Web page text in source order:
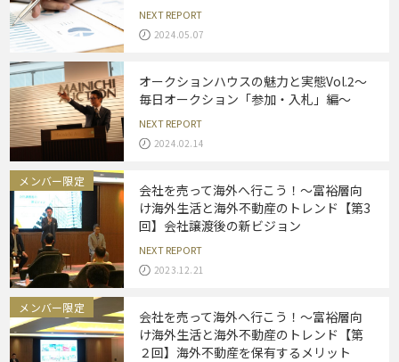
NEXT REPORT
2024.05.07
オークションハウスの魅力と実態Vol.2～
毎日オークション「参加・入札」編～
NEXT REPORT
2024.02.14
メンバー限定
会社を売って海外へ行こう！～富裕層向
け海外生活と海外不動産のトレンド【第3
回】会社譲渡後の新ビジョン
NEXT REPORT
2023.12.21
メンバー限定
会社を売って海外へ行こう！～富裕層向
け海外生活と海外不動産のトレンド【第
２回】海外不動産を保有するメリット